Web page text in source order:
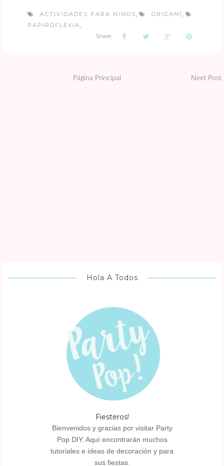
ACTIVIDADES PARA NINOS ORIGAMI
PAPIROFLEXIA
Share:
Página Principal Next Post
Hola A Todos
Fiesteros!
Bienvenidos y gracias por visitar Party
Pop DIY. Aquí encontrarán muchos
tutoriales e ideas de decoración y para
sus fiestas.